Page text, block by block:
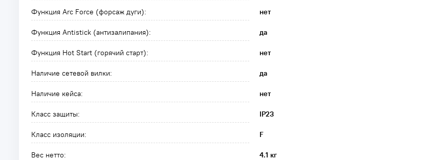
Функция Arc Force (форсаж дуги): нет
Функция Antistick (антизалипания): да
Функция Hot Start (горячий старт): нет
Наличие сетевой вилки: да
Наличие кейса: нет
Класс защиты: IP23
Класс изоляции: F
Вес нетто: 4.1 кг